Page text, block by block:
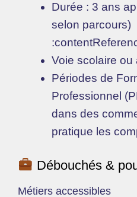
Durée : 3 ans
selon parcours)
Voie scolaire ou
Périodes de
Professionnel
dans des
pratique les
Débouchés &
Métiers accessibles